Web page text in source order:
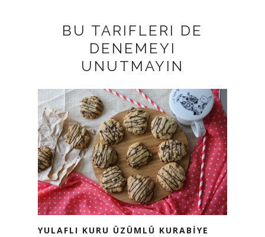
BU TARIFLERI DE
DENEMEYI
UNUTMAYIN
YULAFLI KURU ÜZÜMLÜ KURABİYE